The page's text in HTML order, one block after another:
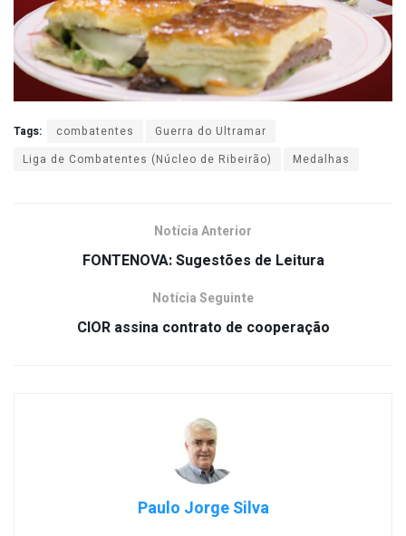
Tags: combatentes
Guerra do Ultramar
Liga de Combatentes (Núcleo de Ribeirão)
Medalhas
Notícia Anterior
FONTENOVA: Sugestões de Leitura
Notícia Seguinte
CIOR assina contrato de cooperação
Paulo Jorge Silva